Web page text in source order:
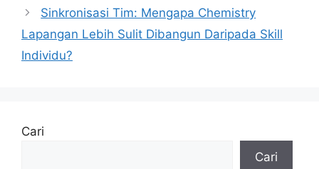
Sinkronisasi Tim: Mengapa Chemistry
Lapangan Lebih Sulit Dibangun Daripada Skill
Individu?
Cari
Cari